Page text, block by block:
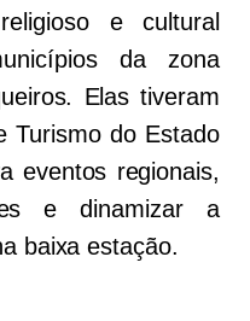
e cultural
da zona
Elas tiveram
Turismo do Estado
eventos regionais,
e dinamizar a
baixa estação.